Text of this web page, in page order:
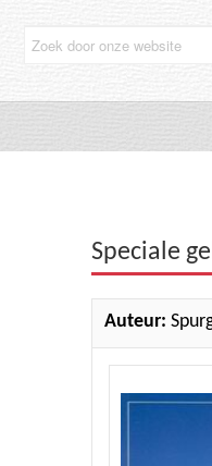
Ethiek en Pastoraal
Kinderen en Jeugd
Speciale
Auteur: